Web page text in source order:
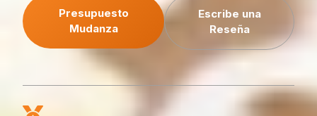
Presupuesto
Mudanza
Escribe una
Reseña